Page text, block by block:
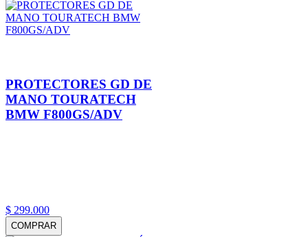
PROTECTORES GD DE
MANO TOURATECH
BMW F800GS/ADV
$ 299.000
COMPRAR